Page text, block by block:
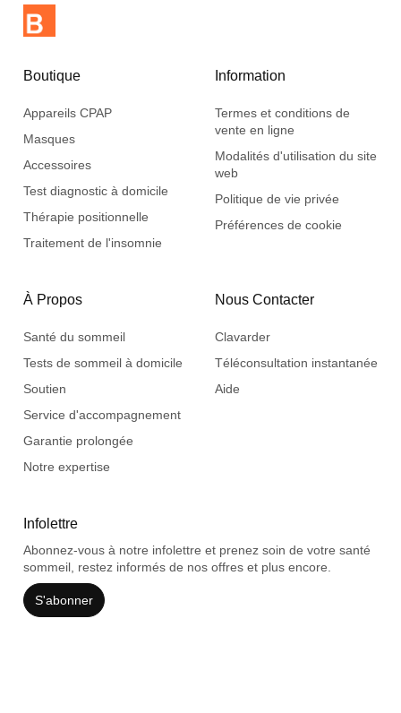
Boutique
Appareils CPAP
Masques
Accessoires
Test diagnostic à domicile
Thérapie positionnelle
Traitement de l'insomnie
Information
Termes et conditions de
vente en ligne
Modalités d'utilisation du site
web
Politique de vie privée
Préférences de cookie
À Propos
Santé du sommeil
Tests de sommeil à domicile
Soutien
Service d'accompagnement
Garantie prolongée
Notre expertise
Nous Contacter
Clavarder
Téléconsultation instantanée
Aide
Infolettre
Abonnez-vous à notre infolettre et prenez soin de votre santé
sommeil, restez informés de nos offres et plus encore.
S'abonner